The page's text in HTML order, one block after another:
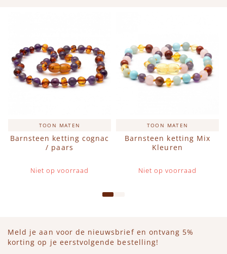
TOON MATEN
Barnsteen ketting cognac
/ paars
Niet op voorraad
TOON MATEN
Barnsteen ketting Mix
Kleuren
Niet op voorraad
Meld je aan voor de nieuwsbrief en ontvang 5%
korting op je eerstvolgende bestelling!